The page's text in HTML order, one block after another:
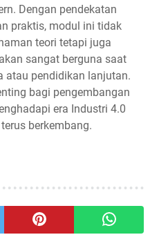
Dengan pendekatan
praktis, modul ini tidak
teori tetapi juga
sangat berguna saat
atau pendidikan lanjutan.
bagi pengembangan
era Industri 4.0
berkembang.